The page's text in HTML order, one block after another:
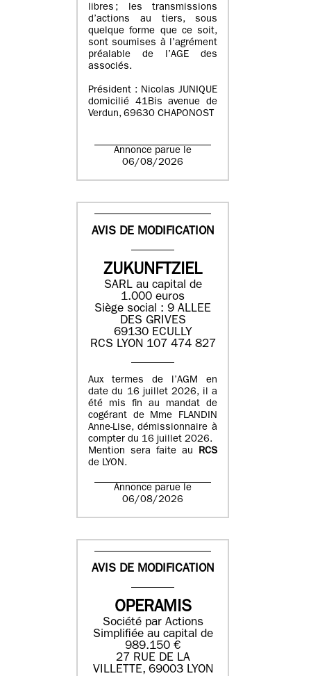
libres ; les transmissions
d’actions au tiers, sous
quelque forme que ce soit,
sont soumises à l’agrément
préalable de l’AGE des
associés.
Président : Nicolas JUNIQUE
domicilié 41Bis avenue de
Verdun, 69630 CHAPONOST
Annonce parue le
06/08/2026
AVIS DE MODIFICATION
ZUKUNFTZIEL
SARL au capital de
1.000 euros
Siège social : 9 ALLEE
DES GRIVES
69130 ECULLY
RCS LYON 107 474 827
Aux termes de l’AGM en
date du 16 juillet 2026, il a
été mis fin au mandat de
cogérant de Mme FLANDIN
Anne-Lise, démissionnaire à
compter du 16 juillet 2026.
Mention sera faite au RCS
de LYON.
Annonce parue le
06/08/2026
AVIS DE MODIFICATION
OPERAMIS
Société par Actions
Simplifiée au capital de
989.150 €
27 RUE DE LA
VILLETTE, 69003 LYON